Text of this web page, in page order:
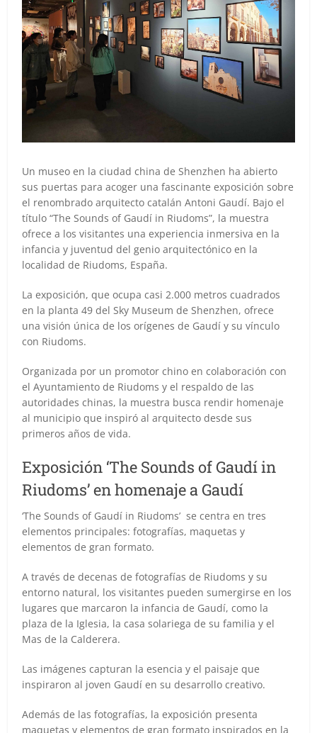
Un museo en la ciudad china de Shenzhen ha abierto
sus puertas para acoger una fascinante exposición sobre
el renombrado arquitecto catalán Antoni Gaudí. Bajo el
título “The Sounds of Gaudí in Riudoms”, la muestra
ofrece a los visitantes una experiencia inmersiva en la
infancia y juventud del genio arquitectónico en la
localidad de Riudoms, España.
La exposición, que ocupa casi 2.000 metros cuadrados
en la planta 49 del Sky Museum de Shenzhen, ofrece
una visión única de los orígenes de Gaudí y su vínculo
con Riudoms.
Organizada por un promotor chino en colaboración con
el Ayuntamiento de Riudoms y el respaldo de las
autoridades chinas, la muestra busca rendir homenaje
al municipio que inspiró al arquitecto desde sus
primeros años de vida.
Exposición ‘The Sounds of Gaudí in
Riudoms’ en homenaje a Gaudí
‘The Sounds of Gaudí in Riudoms’ se centra en tres
elementos principales: fotografías, maquetas y
elementos de gran formato.
A través de decenas de fotografías de Riudoms y su
entorno natural, los visitantes pueden sumergirse en los
lugares que marcaron la infancia de Gaudí, como la
plaza de la Iglesia, la casa solariega de su familia y el
Mas de la Calderera.
Las imágenes capturan la esencia y el paisaje que
inspiraron al joven Gaudí en su desarrollo creativo.
Además de las fotografías, la exposición presenta
maquetas y elementos de gran formato inspirados en la